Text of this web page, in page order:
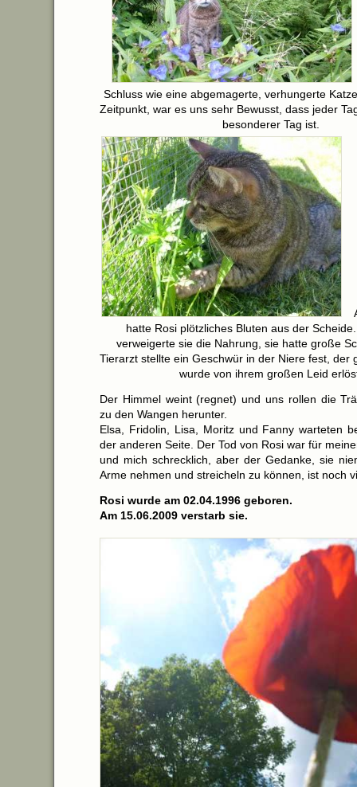
Schluss wie eine abgemagerte, verhungerte
Zeitpunkt, war es uns sehr Bewusst, dass jeder
besonderer Tag ist.
hatte Rosi plötzliches Bluten aus der
verweigerte sie die Nahrung, sie hatte große
Tierarzt stellte ein Geschwür in der Niere fest, der
wurde von ihrem großen Leid
Der Himmel weint (regnet) und uns rollen die
zu den Wangen herunter.
Elsa, Fridolin, Lisa, Moritz und Fanny warteten
der anderen Seite. Der Tod von Rosi war für
und mich schrecklich, aber der Gedanke, sie
Arme nehmen und streicheln zu können, ist noch
Rosi wurde am 02.04.1996 geboren.
Am 15.06.2009 verstarb sie.